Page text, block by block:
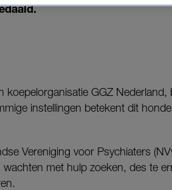
koepelorganisatie GGZ
instellingen betekent dit
Vereniging voor Psychiaters
met hulp zoeken, des te